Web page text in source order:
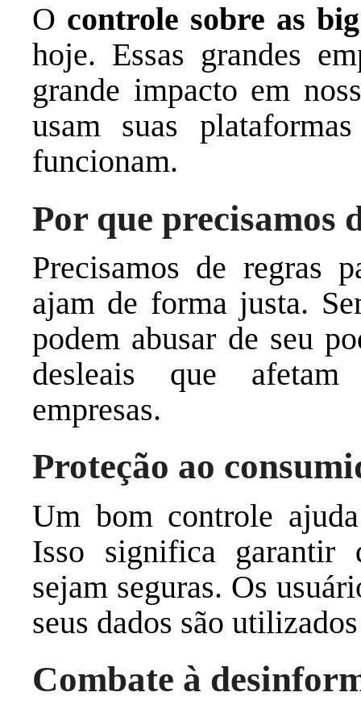
O controle sobre as
hoje. Essas grandes
grande impacto em
usam suas
funcionam.
Por que precisamos
Precisamos de regras
ajam de forma justa.
podem abusar de seu
desleais que afetam
empresas.
Proteção ao
Um bom controle
Isso significa garantir
sejam seguras. Os
seus dados são
Combate à